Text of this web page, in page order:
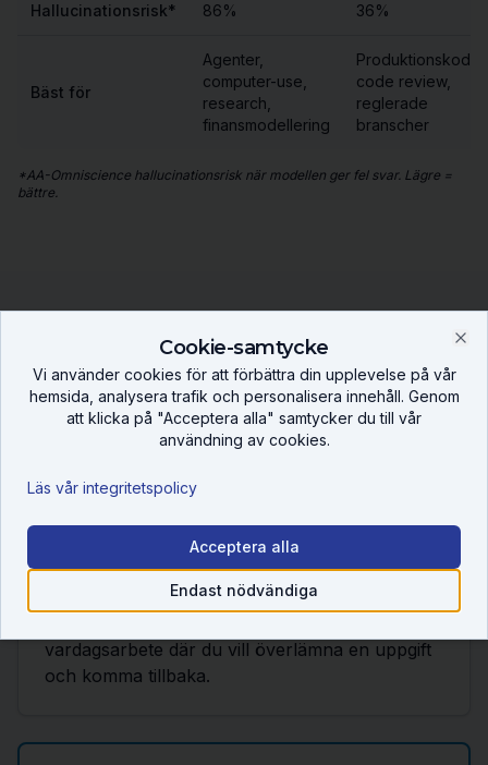
Hallucinationsrisk* 86% 36%
Bäst för
Agenter,
computer-use,
research,
finansmodellering
Produktionskod,
code review,
reglerade
branscher
*AA-Omniscience hallucinationsrisk när modellen ger fel svar. Lägre =
bättre.
Standard eller Pro?
GPT-5.5 (standard)
Default "Thinking"-varianten i ChatGPT — ersätter
Använd för agentisk kodning, research,
vardagsarbete där du vill överlämna en uppgift
och komma tillbaka.
Cookie-samtycke
Vi använder cookies för att förbättra din upplevelse på vår
hemsida, analysera trafik och personalisera innehåll. Genom
att klicka på "Acceptera alla" samtycker du till vår
användning av cookies.
Läs vår integritetspolicy
Endast nödvändiga
Acceptera alla